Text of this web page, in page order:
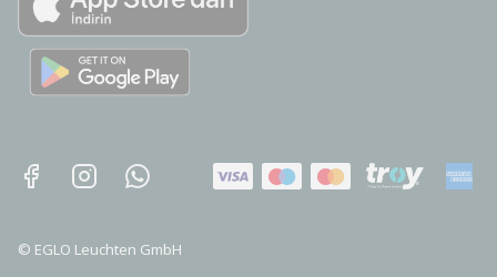
© EGLO Leuchten GmbH